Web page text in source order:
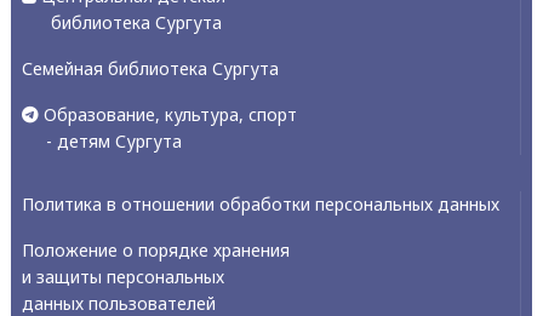
библиотека Сургута
Семейная библиотека Сургута
Образование, культура, спорт
- детям Сургута
Политика в отношении обработки персональных данных
Положение о порядке хранения
и защиты персональных
данных пользователей